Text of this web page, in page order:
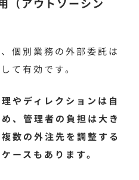
個別業務の外部委託は
て有効です。
やディレクションは自
、管理者の負担は大き
数の外注先を調整する
ースもあります。